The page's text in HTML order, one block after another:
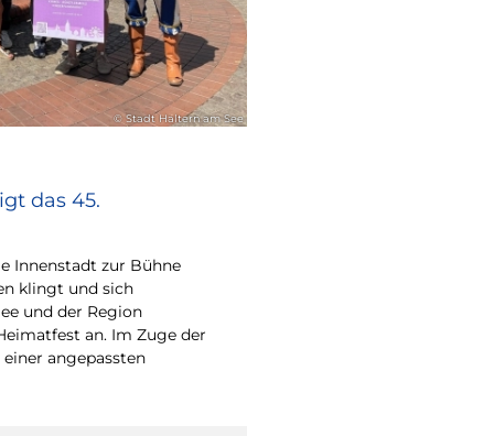
© Stadt Haltern am See
das 45.
Innenstadt zur Bühne
klingt und sich
und der Region
an. Im Zuge der
angepassten